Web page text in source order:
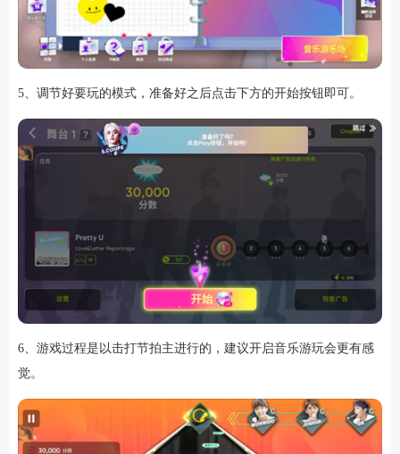
5、调节好要玩的模式，准备好之后点击下方的开始按钮即可。
6、游戏过程是以击打节拍主进行的，建议开启音乐游玩会更有感
觉。